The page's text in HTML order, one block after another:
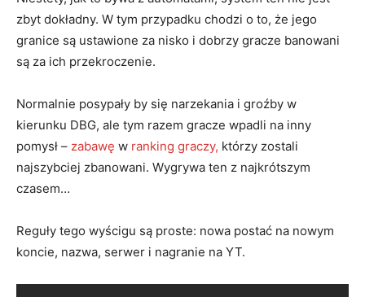
zbyt dokładny. W tym przypadku chodzi o to, że jego
granice są ustawione za nisko i dobrzy gracze banowani
są za ich przekroczenie.
Normalnie posypały by się narzekania i groźby w
kierunku DBG, ale tym razem gracze wpadli na inny
pomysł – zabawę w ranking graczy, którzy zostali
najszybciej zbanowani. Wygrywa ten z najkrótszym
czasem…
Reguły tego wyścigu są proste: nowa postać na nowym
koncie, nazwa, serwer i nagranie na YT.